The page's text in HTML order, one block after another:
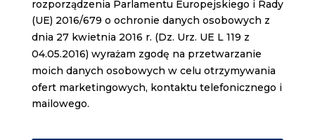
rozporządzenia Parlamentu Europejskiego i Rady
(UE) 2016/679 o ochronie danych osobowych z
dnia 27 kwietnia 2016 r. (Dz. Urz. UE L 119 z
04.05.2016) wyrażam zgodę na przetwarzanie
moich danych osobowych w celu otrzymywania
ofert marketingowych, kontaktu telefonicznego i
mailowego.